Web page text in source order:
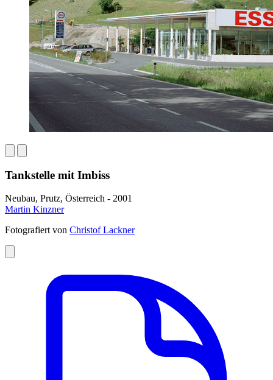
Tankstelle mit Imbiss
Neubau, Prutz, Österreich - 2001
Martin Kinzner
Fotografiert von Christof Lackner